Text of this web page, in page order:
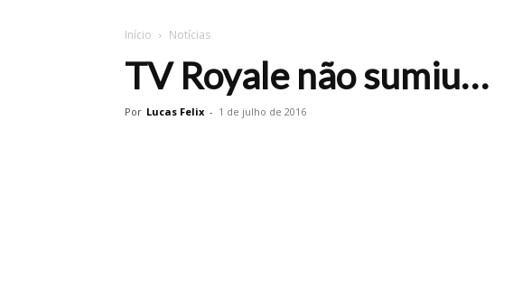
Início Notícias
TV Royale não sumiu…
Por Lucas Felix - 1 de julho de 2016